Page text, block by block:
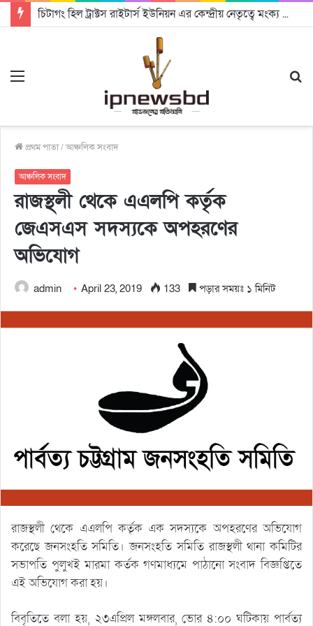
চিটাগং হিল ট্রাক্টস রাইটার্স ইউনিয়ন এর কেন্দ্রীয় নেতৃত্বে মংক্য শোয়ে নু নেভী এবং মুকুল কান্তি ত্রিপুরা
প্রথম পাতা/আঞ্চলিক সংবাদ
আঞ্চলিক সংবাদ
রাজস্থলী থেকে এএলপি কর্তৃক
জেএসএস সদস্যকে অপহরণের
অভিযোগ
admin April 23, 2019 133 পড়ার সময়ঃ ১ মিনিট
রাজস্থলী থেকে এএলপি কর্তৃক এক সদস্যকে অপহরণের অভিযোগ
করেছে জনসংহতি সমিতি। জনসংহতি সমিতি রাজস্থলী থানা কমিটির
সভাপতি পুলুখই মারমা কর্তক গণমাধ্যমে পাঠানো সংবাদ বিজ্ঞপ্তিতে
এই অভিযোগ করা হয়।
বিবৃতিতে বলা হয়, ২৩এপ্রিল মঙ্গলবার, ভোর ৪:০০ ঘটিকায় পার্বত্য